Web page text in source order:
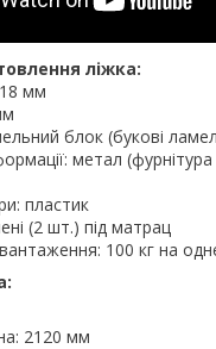
ліжка:
мм
блок (букові
метал (фурнітура
пластик
(2 шт.) під матрац
100 кг на
2120 мм